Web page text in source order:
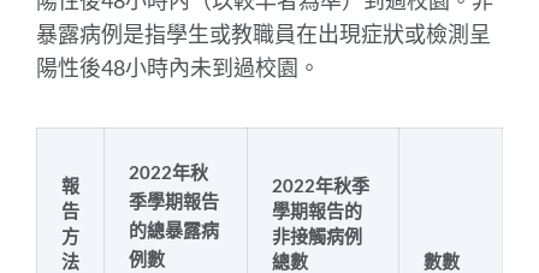
暴露病例是指學生或教職員在出現症狀或檢測呈
陽性後48小時內未到過校園。
報
告
方
法
2022年秋
季學期報告
的總暴露病
例數
2022年秋季
學期報告的
非接觸病例
總數
數數